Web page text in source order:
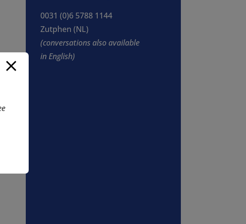
0031 (0)6 5788 1144
Zutphen (NL)
(conversations also available
inEnglish)